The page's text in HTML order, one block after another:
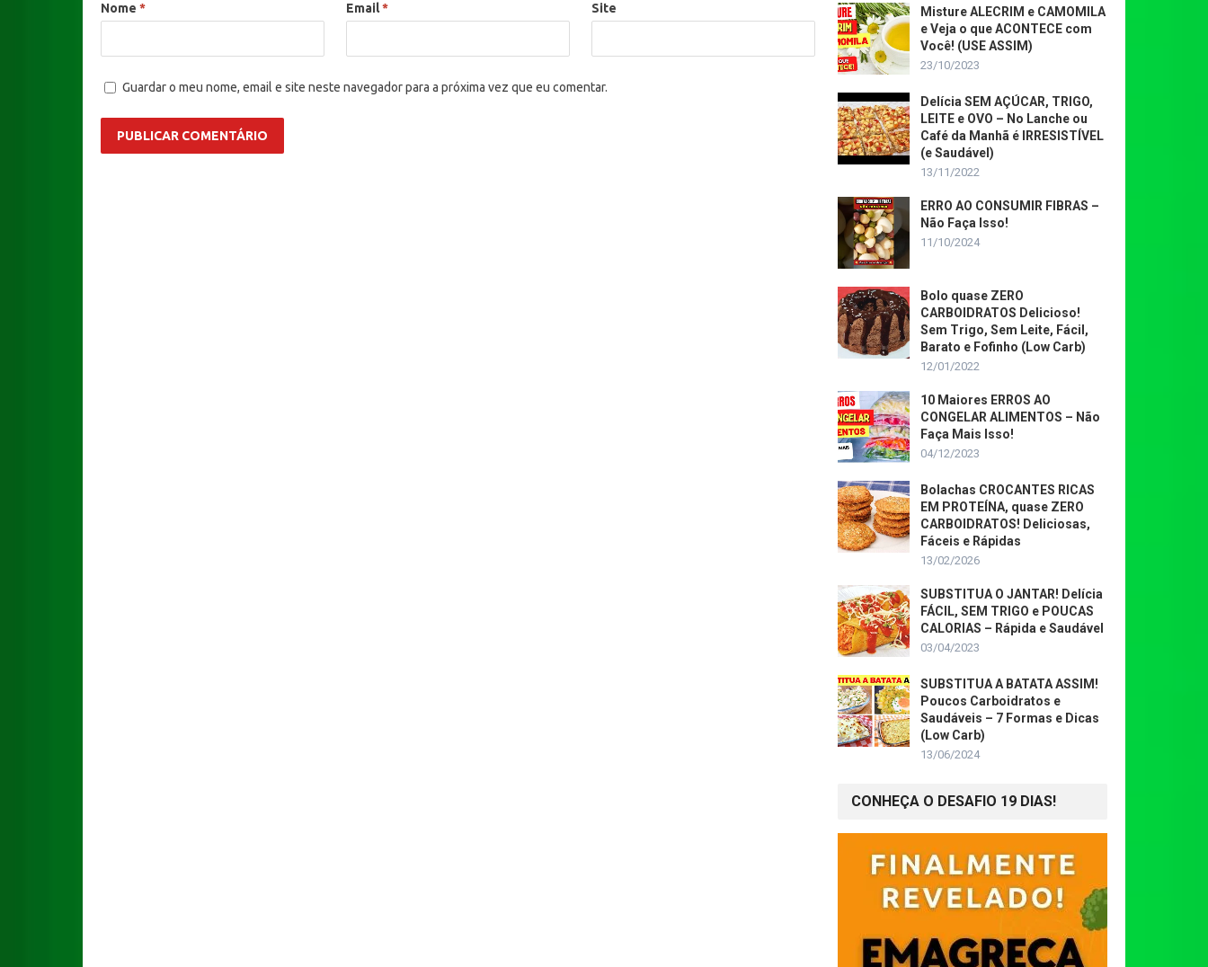
Nome * Email* Site
Guardar o meu nome, email e site neste navegador para a próxima vez que eu comentar.
Misture ALECRIM e CAMOMILA
e Veja o que ACONTECE com
Você! (USE ASSIM)
23/10/2023
Delícia SEM AÇÚCAR, TRIGO,
LEITE e OVO – No Lanche ou
Café da Manhã é IRRESISTÍVEL
(e Saudável)
13/11/2022
ERRO AO CONSUMIR FIBRAS –
Não Faça Isso!
11/10/2024
Bolo quase ZERO
CARBOIDRATOS Delicioso!
Sem Trigo, Sem Leite, Fácil,
Barato e Fofinho (Low Carb)
12/01/2022
10 Maiores ERROS AO
CONGELAR ALIMENTOS – Não
Faça Mais Isso!
04/12/2023
Bolachas CROCANTES RICAS
EM PROTEÍNA, quase ZERO
CARBOIDRATOS! Deliciosas,
Fáceis e Rápidas
13/02/2026
SUBSTITUA O JANTAR! Delícia
FÁCIL, SEM TRIGO e POUCAS
CALORIAS – Rápida e Saudável
03/04/2023
SUBSTITUA A BATATA ASSIM!
Poucos Carboidratos e
Saudáveis – 7 Formas e Dicas
(Low Carb)
13/06/2024
CONHEÇA O DESAFIO 19 DIAS!